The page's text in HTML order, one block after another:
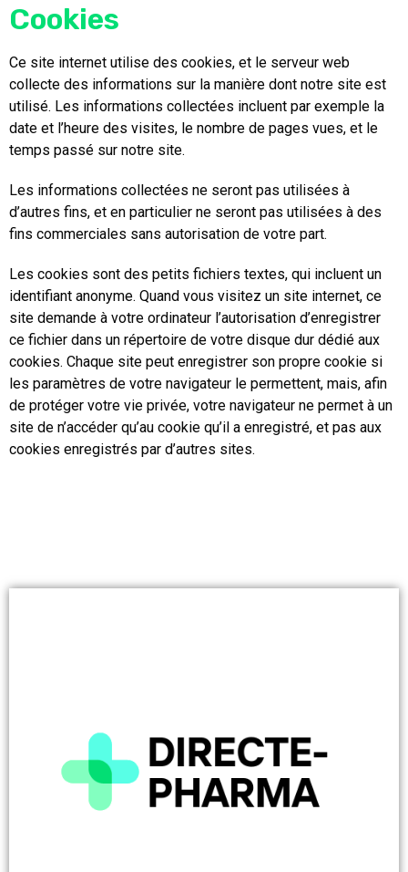
Cookies
Ce site internet utilise des cookies, et le serveur web
collecte des informations sur la manière dont notre site est
utilisé. Les informations collectées incluent par exemple la
date et l’heure des visites, le nombre de pages vues, et le
temps passé sur notre site.
Les informations collectées ne seront pas utilisées à
d’autres fins, et en particulier ne seront pas utilisées à des
fins commerciales sans autorisation de votre part.
Les cookies sont des petits fichiers textes, qui incluent un
identifiant anonyme. Quand vous visitez un site internet, ce
site demande à votre ordinateur l’autorisation d’enregistrer
ce fichier dans un répertoire de votre disque dur dédié aux
cookies. Chaque site peut enregistrer son propre cookie si
les paramètres de votre navigateur le permettent, mais, afin
de protéger votre vie privée, votre navigateur ne permet à un
site de n’accéder qu’au cookie qu’il a enregistré, et pas aux
cookies enregistrés par d’autres sites.